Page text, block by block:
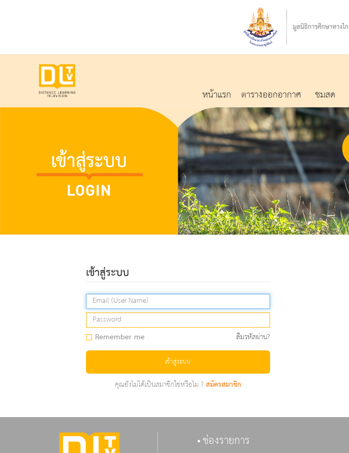
หน้าแรก ตารางออกอากาศ ชมสด
เข้าสู่ระบบ
Remember me ลืมรหัสผ่าน?
เข้าสู่ระบบ
คุณยังไม่ได้เป็นสมาชิกใช่หรือไม่ ?สมัครสมาชิก
ช่องรายการ